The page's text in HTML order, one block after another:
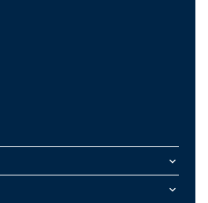
keyboard_arrow_down
keyboard_arrow_down